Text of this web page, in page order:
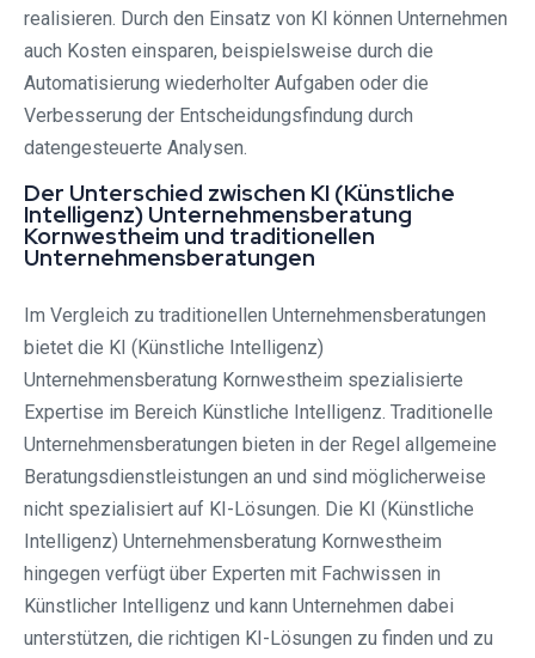
realisieren. Durch den Einsatz von KI können Unternehmen
auch Kosten einsparen, beispielsweise durch die
Automatisierung wiederholter Aufgaben oder die
Verbesserung der Entscheidungsfindung durch
datengesteuerte Analysen.
Der Unterschied zwischen KI (Künstliche
Intelligenz) Unternehmensberatung
Kornwestheim und traditionellen
Unternehmensberatungen
Im Vergleich zu traditionellen Unternehmensberatungen
bietet die KI (Künstliche Intelligenz)
Unternehmensberatung Kornwestheim spezialisierte
Expertise im Bereich Künstliche Intelligenz. Traditionelle
Unternehmensberatungen bieten in der Regel allgemeine
Beratungsdienstleistungen an und sind möglicherweise
nicht spezialisiert auf KI-Lösungen. Die KI (Künstliche
Intelligenz) Unternehmensberatung Kornwestheim
hingegen verfügt über Experten mit Fachwissen in
Künstlicher Intelligenz und kann Unternehmen dabei
unterstützen, die richtigen KI-Lösungen zu finden und zu